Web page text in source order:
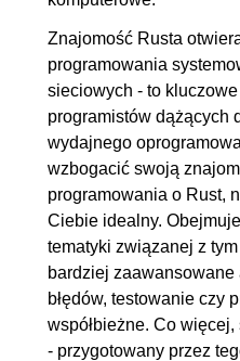
5.4. Tuples
5.5. Structures
5.6. Enums
5.7. Generics
6. Kontrola przepływu
6.1. If
6.2. Match
6.3. Pętla for
6.4. Pętla while
Znajomość Rusta
programowania
sieciowych - to
programistów dążących
wydajnego
wzbogacić swoją
programowania o Rust,
Ciebie idealny.
tematyki związanej z
bardziej zaawansowane
błędów, testowanie czy
współbieżne. Co
- przygotowany przez